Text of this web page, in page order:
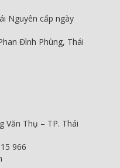
Nguyên cấp ngày
Đình Phùng, Thái
Văn Thụ – TP. Thái
966